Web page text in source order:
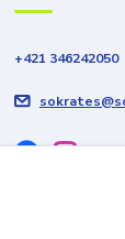
+421 346242050